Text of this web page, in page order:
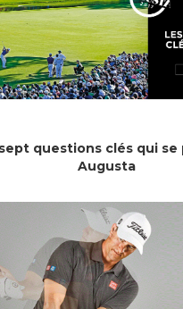
questions clés qui se
Augusta